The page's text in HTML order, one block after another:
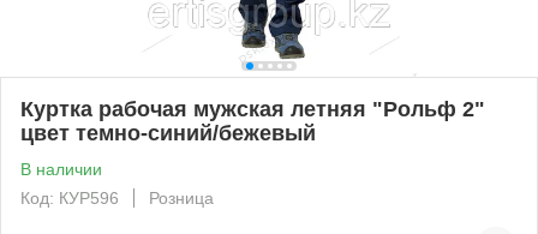
Куртка рабочая мужская летняя "Рольф 2"
цвет темно-синий/бежевый
В наличии
Код: КУР596
Розница